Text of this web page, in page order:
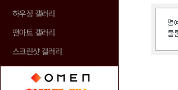
하우징 갤러리
팬아트 갤러리
스크린샷 갤러리